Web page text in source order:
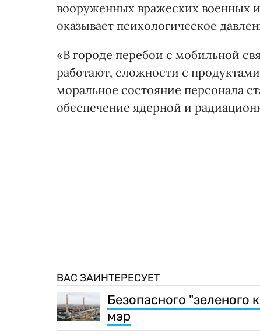
вооруженных вражеских военных
оказывает психологическое
«В городе перебои с мобильной
работают, сложности с
моральное состояние персонала
обеспечение ядерной и
ВАС ЗАИНТЕРЕСУЕТ
Безопасного "зеленого
мэр